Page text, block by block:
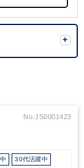
No.JS0001423
30代活躍中